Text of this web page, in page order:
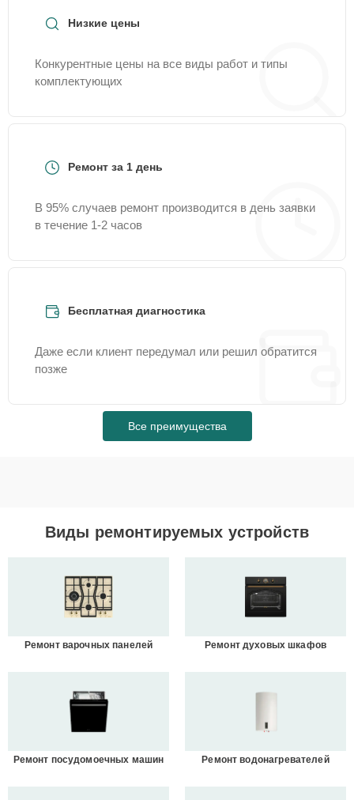
Низкие цены
Конкурентные цены на все виды работ и типы
комплектующих
Ремонт за 1 день
В 95% случаев ремонт производится в день заявки
в течение 1-2 часов
Бесплатная диагностика
Даже если клиент передумал или решил обратится
позже
Все преимущества
Виды ремонтируемых устройств
Ремонт варочных панелей Ремонт духовых шкафов
Ремонт посудомоечных машин Ремонт водонагревателей